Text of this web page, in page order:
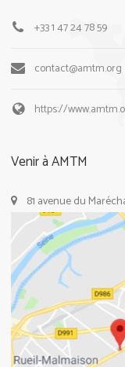
+33 1 47 24 78 59
contact@amtm.org
https://
Venir à AMTM
81 avenue du